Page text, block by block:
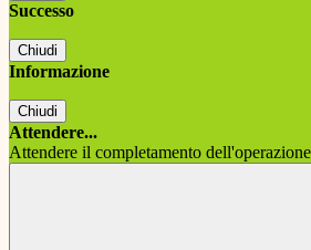
Successo
Chiudi
Informazione
Chiudi
Attendere...
Attendere il completamento